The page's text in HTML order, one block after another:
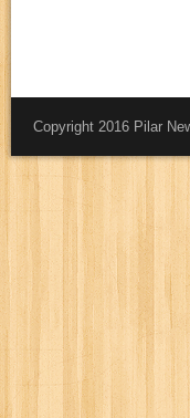
Copyright 2016 Pilar